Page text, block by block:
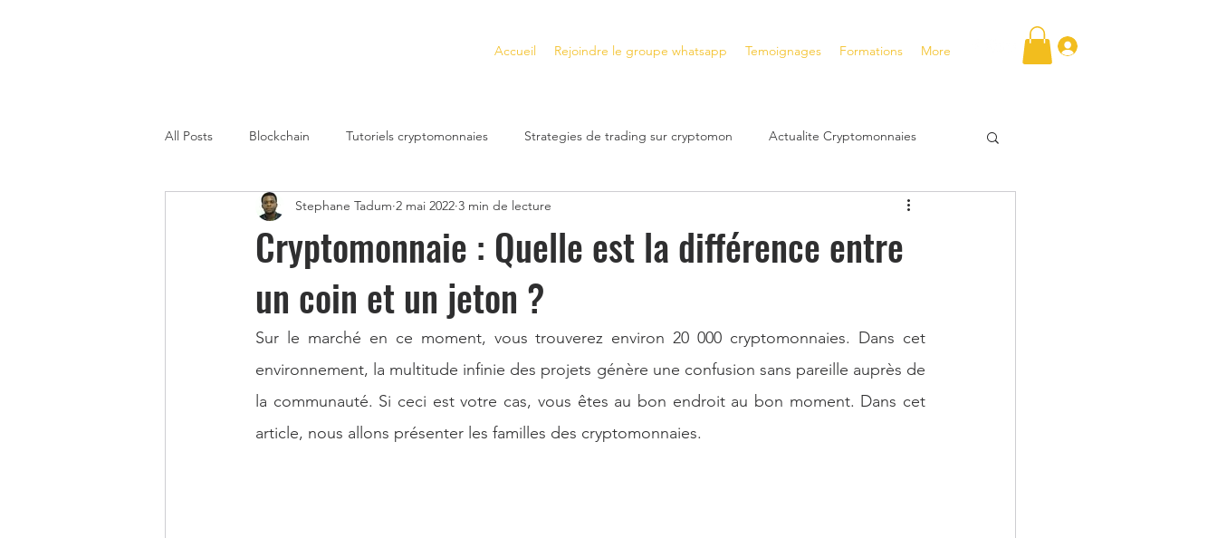
Accueil Rejoindre le groupe whatsapp Temoignages Formations More
All Posts Blockchain Tutoriels cryptomonnaies Strategies de trading sur cryptomon Actualite Cryptomonnaies
Strategies de Trading sur Crypto Plateformes de trading crypto
Gagner de l'Argent avec la Metavers Gagner de l'Argent avec la DeFi
Economie Mondiale Intelligence Artificielle
Cryptomonnaie : Quelle est la différence entre
un coin et un jeton ?
Stephane Tadum 2 mai 2022 3 min de lecture
Sur le marché en ce moment, vous trouverez environ 20 000 cryptomonnaies. Dans cet
environnement, la multitude infinie des projets génère une confusion sans pareille auprès de
la communauté. Si ceci est votre cas, vous êtes au bon endroit au bon moment. Dans cet
article, nous allons présenter les familles des cryptomonnaies.